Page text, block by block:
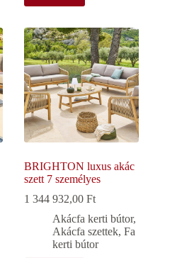
BRIGHTON luxus akác
szett 7 személyes
1 344 932,00Ft
Akácfa kerti bútor,
Akácfa szettek,Fa
kerti bútor